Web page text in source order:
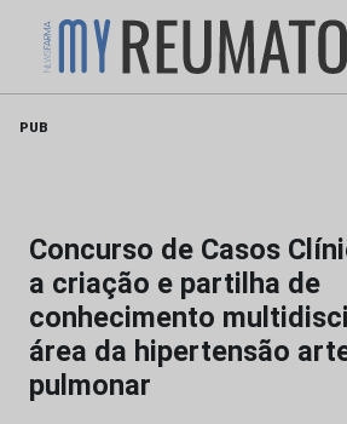
PUB
Concurso de Casos
a criação e partilha de
conhecimento
área da hipertensão
pulmonar